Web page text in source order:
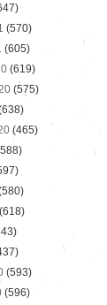
(570)
(605)
(619)
(575)
(465)
(618)
(593)
(596)